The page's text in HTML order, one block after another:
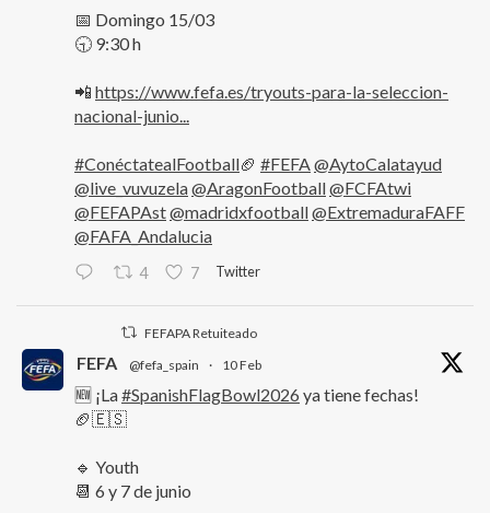
📅 Domingo 15/03
🕤 9:30 h
📲 https://www.fefa.es/tryouts-para-la-seleccion-
nacional-junio...
#ConéctatealFootball🏈 #FEFA@AytoCalatayud
@live_vuvuzela@AragonFootball@FCFAtwi
@FEFAPAst@madridxfootball@ExtremaduraFAFF
@FAFA_Andalucia
4 7 Twitter
FEFAPA Retuiteado
FEFA @fefa_spain · 10 Feb
🆕 ¡La#SpanishFlagBowl2026 ya tiene fechas!
🏈🇪🇸
🔹 Youth
📆 6 y 7 de junio